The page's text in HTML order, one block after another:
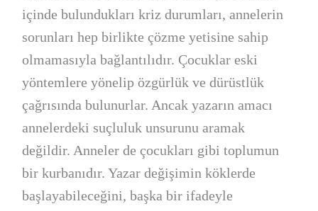
içinde bulundukları kriz durumları, annelerin
sorunları hep birlikte çözme yetisine sahip
olmamasıyla bağlantılıdır. Çocuklar eski
yöntemlere yönelip özgürlük ve dürüstlük
çağrısında bulunurlar. Ancak yazarın amacı
annelerdeki suçluluk unsurunu aramak
değildir. Anneler de çocukları gibi toplumun
bir kurbanıdır. Yazar değişimin köklerde
başlayabileceğini, başka bir ifadeyle